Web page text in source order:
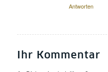
Antworten
Ihr Kommentar